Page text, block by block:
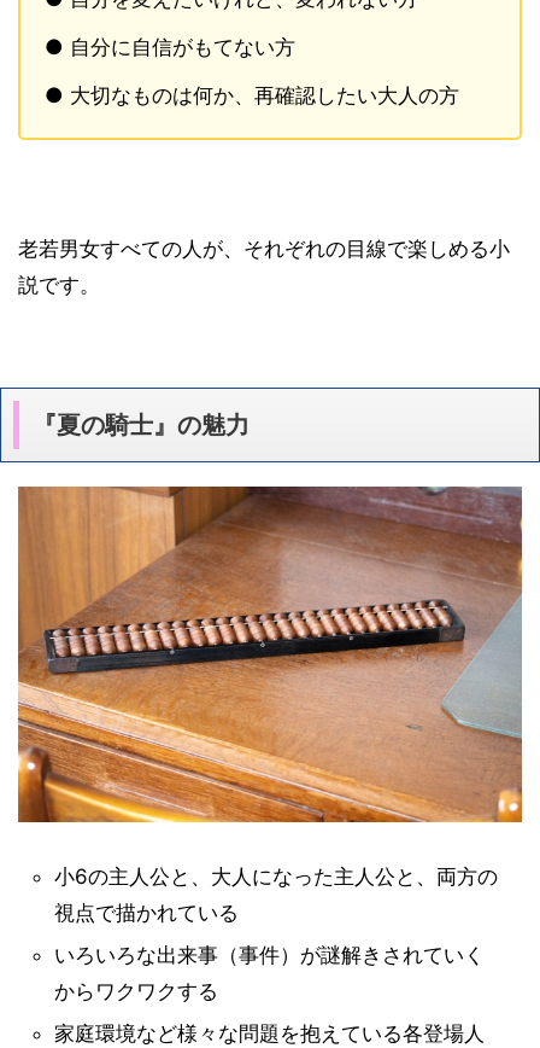
● 自分に自信がもてない方
● 大切なものは何か、再確認したい大人の方
老若男女すべての人が、それぞれの目線で楽しめる小
説です。
『夏の騎士』の魅力
小6の主人公と、大人になった主人公と、両方の
視点で描かれている
いろいろな出来事（事件）が謎解きされていく
からワクワクする
家庭環境など様々な問題を抱えている各登場人